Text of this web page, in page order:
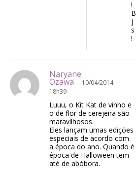
!
B
j
s
!
Naryane
Ozawa
10/04/2014 -
18h39
Luuu, o Kit Kat de vinho e
o de flor de cerejeira são
maravilhosos.
Eles lançam umas edições
especiais de acordo com
a época do ano. Quando é
época de Halloween tem
até de abóbora.